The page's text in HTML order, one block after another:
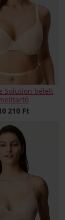
Solution bélelt
210 Ft